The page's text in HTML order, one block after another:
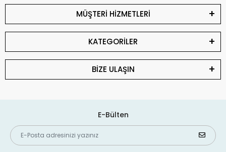
MÜŞTERİ HİZMETLERİ
KATEGORİLER
BİZE ULAŞIN
E-Bülten